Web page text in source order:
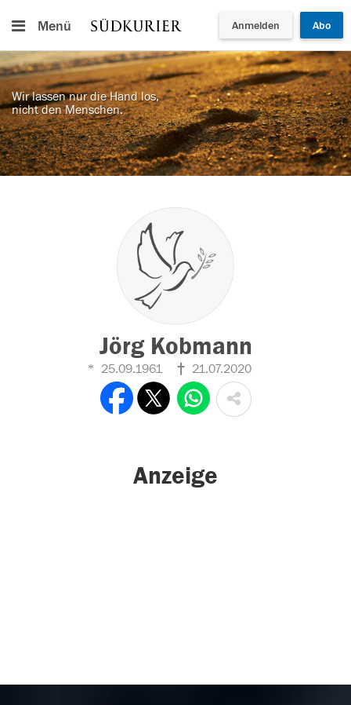
Menü Anmelden Abo
Wir lassen nur die Hand los,
nicht den Menschen.
Jörg Kobmann
25.09.1961 21.07.2020
Anzeige